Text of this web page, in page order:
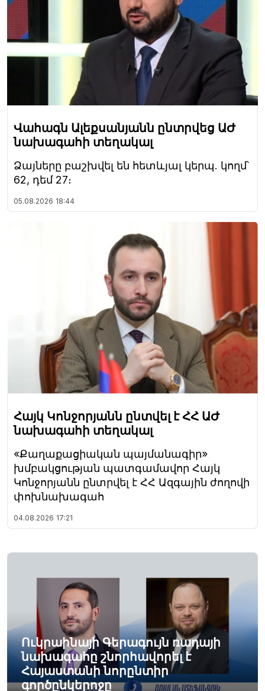
Վահագն Ալեքսանյանն ընտրվեց ԱԺ
նախագահի տեղակալ
Ձայները բաշխվել են հետևյալ կերպ. կողմ՝
62, դեմ 27։
05.08.2026 18:44
Հայկ Կոնջորյանն ընտվել է ՀՀ ԱԺ
նախագահի տեղակալ
«Քաղաքացիական պայմանագիր»
խմբակցության պատգամավոր Հայկ
Կոնջորյանն ընտրվել է ՀՀ Ազգային ժողովի
փոխնախագահ
04.08.2026 17:21
Ուկրաինայի Գերագույն ռադայի
նախագահը շնորհավորել է
Հայաստանի նորընտիր
գործընկերոջը